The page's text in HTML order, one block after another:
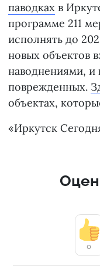
паводках в
программе 211
исполнять до
новых объектов
наводнениями, и
поврежденных.
объектах,
«Иркутск
0